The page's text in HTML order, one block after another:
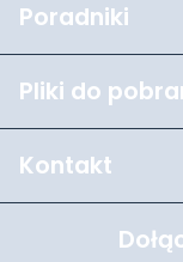
Poradniki
Pliki do
Kontakt